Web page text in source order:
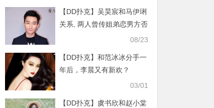
【DD扑克】吴昊宸和马伊琍
关系, 两人曾传姐弟恋男方否
08/23
【DD扑克】和范冰冰分手一
年后，李晨又有新欢？
03/01
【DD扑克】虞书欣和赵小棠